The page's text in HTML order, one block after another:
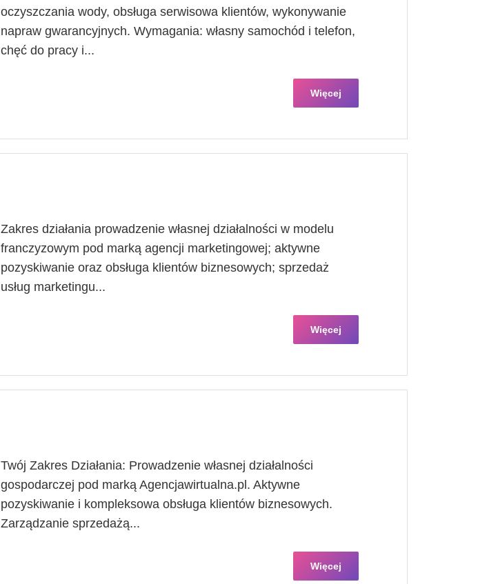
oczyszczania wody, obsługa serwisowa klientów, wykonywanie
napraw gwarancyjnych. Wymagania: własny samochód i telefon,
chęć do pracy i...
Więcej
Zakres działania prowadzenie własnej działalności w modelu
franczyzowym pod marką agencji marketingowej; aktywne
pozyskiwanie oraz obsługa klientów biznesowych; sprzedaż
usług marketingu...
Więcej
Twój Zakres Działania: Prowadzenie własnej działalności
gospodarczej pod marką Agencjawirtualna.pl. Aktywne
pozyskiwanie i kompleksowa obsługa klientów biznesowych.
Zarządzanie sprzedażą...
Więcej